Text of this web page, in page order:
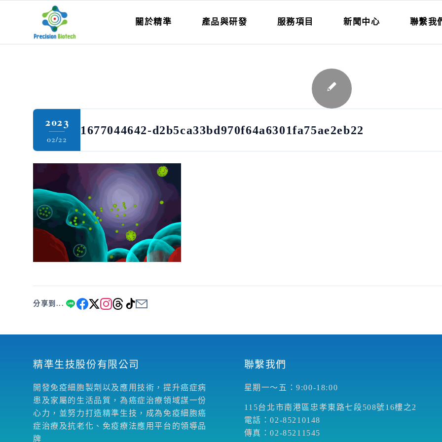
關於精準 產品與研發 服務項目 新聞中心 聯繫我
2023
02/22
1677044642-d2b5ca33bd970f64a6301fa75ae2eb22
分享到...
精準生技股份有限公司
開發免疫細胞製劑以及應用技術，提升癌症病
患及家屬的生活品質，為癌症治療領域謀一份
心力，並努力打造精準生技，成為免疫細胞癌
症治療及抗老化、免疫療法應用平台的領導品
牌
聯繫我們
星期一～五：9:00-18:00
115台北市南港區忠孝東路七段508號16樓之2
電話：02-85210148
傳真：02-85211545